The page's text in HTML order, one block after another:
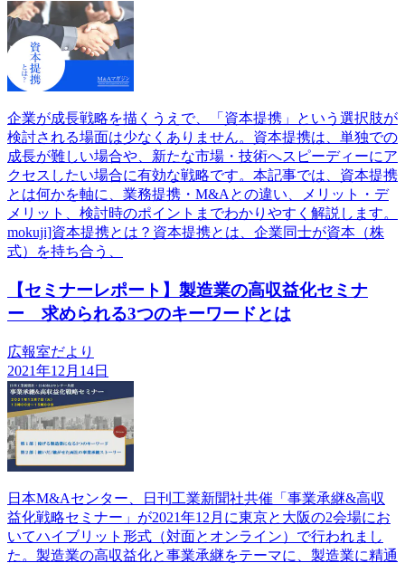
企業が成長戦略を描くうえで、「資本提携」という選択肢が
検討される場面は少なくありません。資本提携は、単独での
成長が難しい場合や、新たな市場・技術へスピーディーにア
クセスしたい場合に有効な戦略です。本記事では、資本提携
とは何かを軸に、業務提携・M&Aとの違い、メリット・デ
メリット、検討時のポイントまでわかりやすく解説します。
mokuji]資本提携とは？資本提携とは、企業同士が資本（株
式）を持ち合う、
【セミナーレポート】製造業の高収益化セミナ
ー 求められる3つのキーワードとは
広報室だより
2021年12月14日
日本M&Aセンター、日刊工業新聞社共催「事業承継&高収
益化戦略セミナー」が2021年12月に東京と大阪の2会場にお
いてハイブリット形式（対面とオンライン）で行われまし
た。製造業の高収益化と事業承継をテーマに、製造業に精通